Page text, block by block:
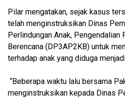
Pilar mengatakan, sejak kasus
telah menginstruksikan Dinas
Perlindungan Anak, Pengendalian
Berencana (DP3AP2KB) untuk
terhadap anak yang diduga
“Beberapa waktu lalu bersama
menginstruksikan kepada Dinas